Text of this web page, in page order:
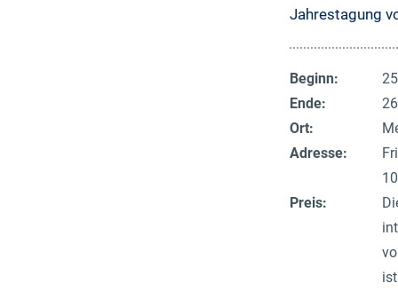
Jahrestagung
Beginn:
Ende:
Ort:
Adresse:
Preis: